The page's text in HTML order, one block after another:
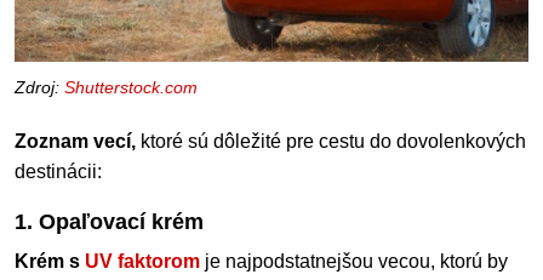
Zdroj: Shutterstock.com
Zoznam vecí, ktoré sú dôležité pre cestu do dovolenkových
destinácii:
1. Opaľovací krém
Krém s UV faktorom je najpodstatnejšou vecou, ktorú by